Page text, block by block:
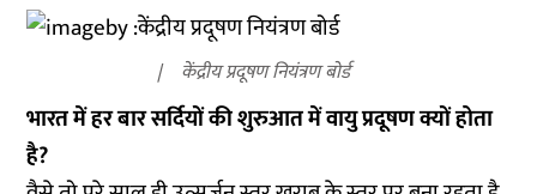
केंद्रीय प्रदूषण नियंत्रण बोर्ड
भारत में हर बार सर्दियों की शुरुआत में वायु प्रदूषण क्यों होता
है?